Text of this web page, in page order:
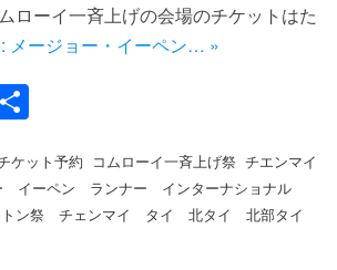
ローイ一斉上げの会場のチケットはた
メージョー・イーペン… »
ケット予約 コムローイ一斉上げ祭 チエンマイ
イーペン ランナー インターナショナル
トン祭 チェンマイ タイ 北タイ 北部タイ